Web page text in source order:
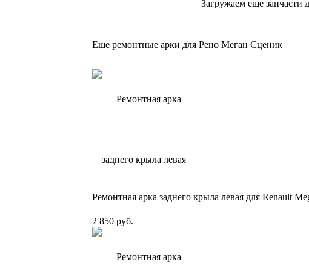
Загружаем еще запчасти
Еще ремонтные арки для Рено Меган Сценик
Ремонтная арка заднего крыла левая для Renault
2 850 руб.